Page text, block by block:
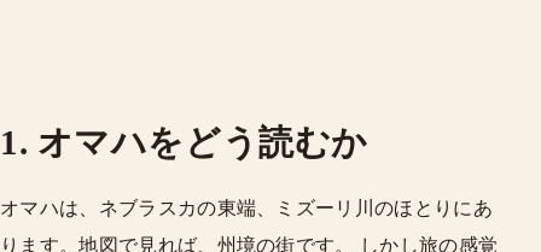
1. オマハをどう読むか
オマハは、ネブラスカの東端、ミズーリ川のほとりにあ
ります。地図で見れば、州境の街です。 しかし旅の感覚